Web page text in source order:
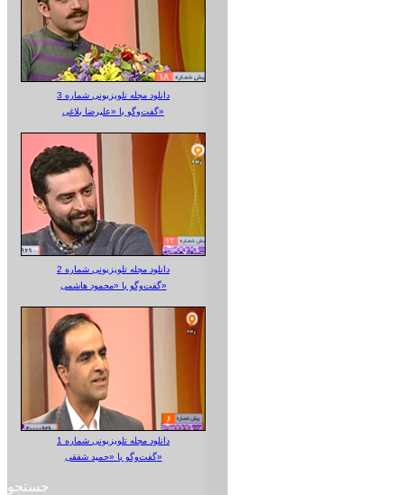
دانلود مجله تلویزیونی شماره 3
گفت‌وگو با «علیرضا بلاغی»
دانلود مجله تلویزیونی شماره 2
گفت‌وگو با «محمود هاشمی»
دانلود مجله تلویزیونی شماره 1
گفت‌وگو با «حمید شفقی»
جستجو